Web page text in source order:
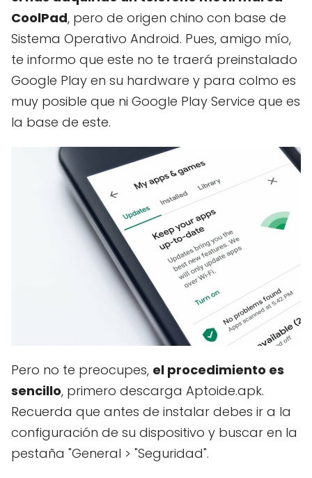
CoolPad, pero de origen chino con base de
Sistema Operativo Android. Pues, amigo mío,
te informo que este no te traerá preinstalado
Google Play en su hardware y para colmo es
muy posible que ni Google Play Service que es
la base de este.
Pero no te preocupes, el procedimiento es
sencillo, primero descarga Aptoide.apk.
Recuerda que antes de instalar debes ir a la
configuración de su dispositivo y buscar en la
pestaña "General > "Seguridad".